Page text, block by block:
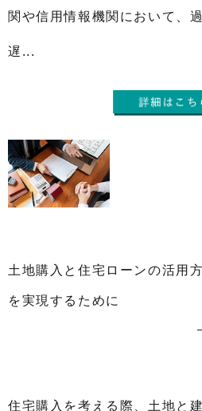
関や信用情報機関において、
遅...
土地購入と住宅ローンの活用
を実現するために
住宅購入を考える際、土地と